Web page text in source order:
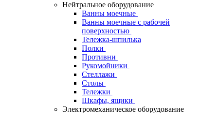
Нейтральное оборудование
Ванны моечные
Ванны моечные с рабочей
поверхностью
Тележка-шпилька
Полки
Противни
Рукомойники
Стеллажи
Столы
Тележки
Шкафы, ящики
Электромеханическое оборудование